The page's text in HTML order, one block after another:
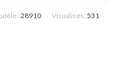
:28910 Visualisés: 531